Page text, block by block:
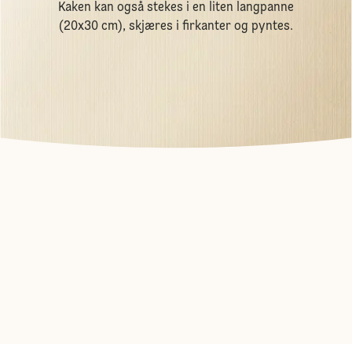
Kaken kan også stekes i en liten langpanne
(20x30 cm), skjæres i firkanter og pyntes.